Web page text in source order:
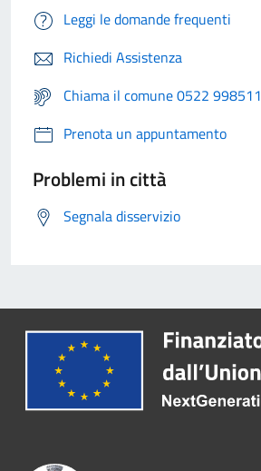
Leggi le domande frequenti
Richiedi Assistenza
Chiama il comune 0522 998511
Prenota un appuntamento
Problemi in città
Segnala disservizio